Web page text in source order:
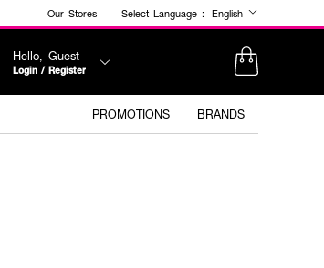
Our Stores Select Language : English
Hello, Guest
Login / Register
PROMOTIONS BRANDS